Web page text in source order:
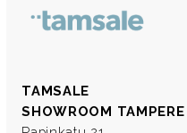
TAMSALE
SHOWROOM TAMPERE